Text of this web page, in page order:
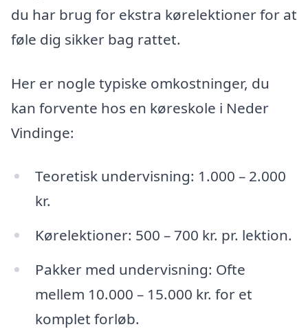
du har brug for ekstra kørelektioner for at
føle dig sikker bag rattet.
Her er nogle typiske omkostninger, du
kan forvente hos en køreskole i Neder
Vindinge:
Teoretisk undervisning: 1.000 – 2.000
kr.
Kørelektioner: 500 – 700 kr. pr. lektion.
Pakker med undervisning: Ofte
mellem 10.000 – 15.000 kr. for et
komplet forløb.